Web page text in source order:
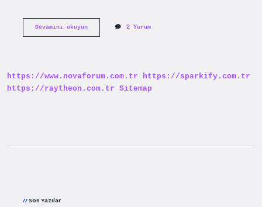
Devamını okuyunÇeltik
2 Yorum
https://www.novaforum.com.tr
https://sparkify.com.tr
https://raytheon.com.tr Sitemap
Son Yazılar